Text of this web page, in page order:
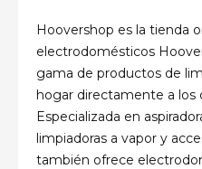
Hoovershop es la tienda
electrodomésticos
gama de productos de
hogar directamente a los
Especializada en
limpiadoras a vapor y
también ofrece